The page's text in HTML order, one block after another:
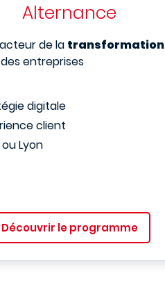
Alternance
de la transformation
des entreprises
digitale
client
Lyon
Découvrir le programme